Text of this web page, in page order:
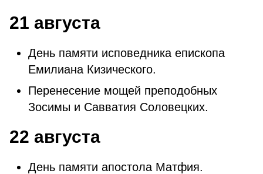
21 августа
День памяти исповедника епископа
Емилиана Кизического.
Перенесение мощей преподобных
Зосимы и Савватия Соловецких.
22 августа
День памяти апостола Матфия.